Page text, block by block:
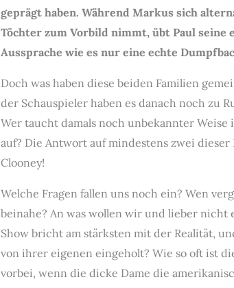
geprägt haben. Während Markus sich
Töchter zum Vorbild nimmt, übt Paul seine
Aussprache wie es nur eine echte
Doch was haben diese beiden Familien
der Schauspieler haben es danach noch zu
Wer taucht damals noch unbekannter
auf? Die Antwort auf mindestens zwei dieser
Clooney!
Welche Fragen fallen uns noch ein? Wen
beinahe? An was wollen wir und lieber nicht
Show bricht am stärksten mit der Realität,
von ihrer eigenen eingeholt? Wie so oft ist
vorbei, wenn die dicke Dame die